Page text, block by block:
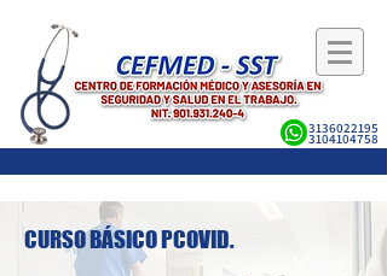
3136022195
3104104758
CURSO BÁSICO PCOVID.